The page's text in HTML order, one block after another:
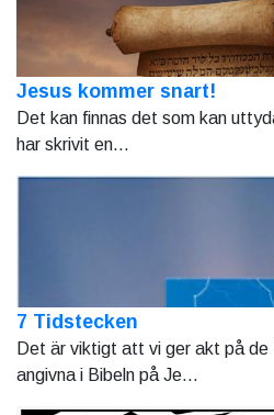
Jesus kommer snart!
Det kan finnas det som kan
har skrivit en...
7 Tidstecken
Det är viktigt att vi ger akt på de
angivna i Bibeln på Je...